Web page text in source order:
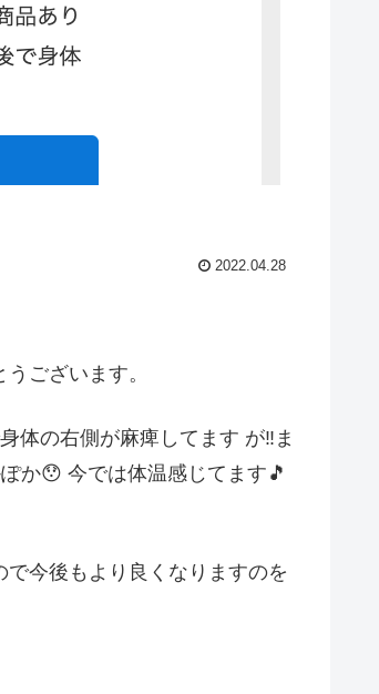
2022.04.28
ございます。
体の右側が麻痺してます が‼️ま
か😯 今では体温感じてます🎵
今後もより良くなりますのを